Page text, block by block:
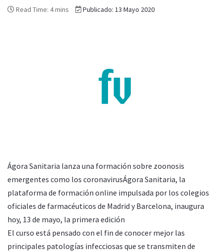
Read Time: 4 mins Publicado: 13 Mayo 2020
Ágora Sanitaria lanza una formación sobre zoonosis
emergentes como los coronavirusÁgora Sanitaria, la
plataforma de formación online impulsada por los colegios
oficiales de farmacéuticos de Madrid y Barcelona, inaugura
hoy, 13 de mayo, la primera edición
El curso está pensado con el fin de conocer mejor las
principales patologías infecciosas que se transmiten de